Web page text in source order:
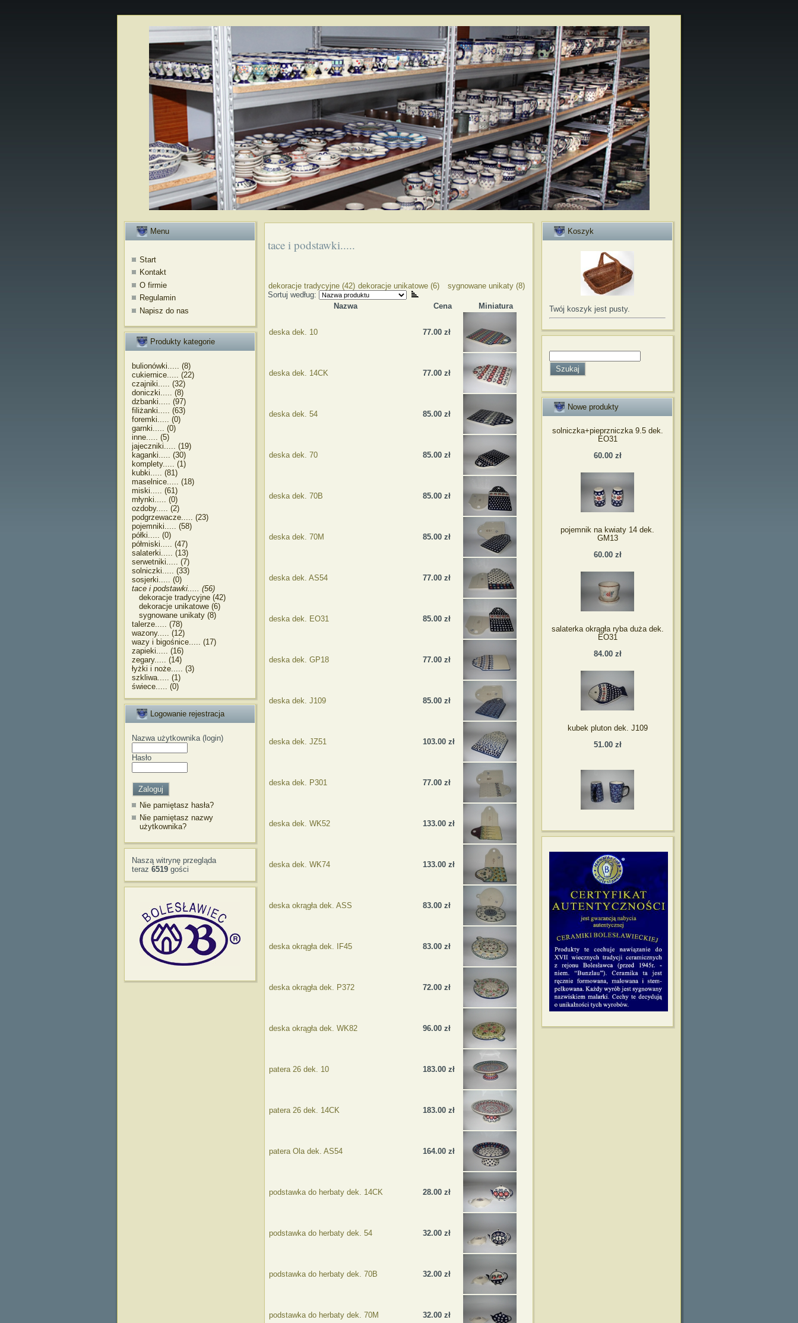
Menu
Start
Kontakt
O firmie
Regulamin
Napisz do nas
Produkty kategorie
bulionówki..... (8)
cukiernice..... (22)
czajniki..... (32)
doniczki..... (8)
dzbanki..... (97)
filiżanki..... (63)
foremki..... (0)
garnki..... (0)
inne..... (5)
jajeczniki..... (19)
kaganki..... (30)
komplety..... (1)
kubki..... (81)
maselnice..... (18)
miski..... (61)
młynki..... (0)
ozdoby..... (2)
podgrzewacze..... (23)
pojemniki..... (58)
półki..... (0)
półmiski..... (47)
salaterki..... (13)
serwetniki..... (7)
solniczki..... (33)
sosjerki..... (0)
tace i podstawki..... (56)
dekoracje tradycyjne (42)
dekoracje unikatowe (6)
sygnowane unikaty (8)
talerze..... (78)
wazony..... (12)
wazy i bigośnice..... (17)
zapieki..... (16)
zegary..... (14)
łyżki i noże..... (3)
szkliwa..... (1)
świece..... (0)
Logowanie rejestracja
Nazwa użytkownika (login)
Hasło
Nie pamiętasz hasła?
Nie pamiętasz nazwy
użytkownika?
Naszą witrynę przegląda
teraz 6519 gości
tace i podstawki.....
dekoracje tradycyjne (42) dekoracje unikatowe (6)
sygnowane unikaty (8)
Sortuj według:
Nazwa
Cena Miniatura
deska dek. 10 77.00 zł
deska dek. 14CK 77.00 zł
deska dek. 54 85.00 zł
deska dek. 70 85.00 zł
deska dek. 70B 85.00 zł
deska dek. 70M 85.00 zł
deska dek. AS54 77.00 zł
deska dek. EO31 85.00 zł
deska dek. GP18 77.00 zł
deska dek. J109 85.00 zł
deska dek. JZ51 103.00 zł
deska dek. P301 77.00 zł
deska dek. WK52 133.00 zł
deska dek. WK74 133.00 zł
deska okrągła dek. ASS 83.00 zł
deska okrągła dek. IF45 83.00 zł
deska okrągła dek. P372 72.00 zł
deska okrągła dek. WK82 96.00 zł
patera 26 dek. 10 183.00 zł
patera 26 dek. 14CK 183.00 zł
patera Ola dek. AS54 164.00 zł
podstawka do herbaty dek. 14CK 28.00 zł
podstawka do herbaty dek. 54 32.00 zł
podstawka do herbaty dek. 70B 32.00 zł
podstawka do herbaty dek. 70M 32.00 zł
Koszyk
Twój koszyk jest pusty.
Nowe produkty
solniczka+pieprzniczka 9.5 dek.
EO31
60.00 zł
pojemnik na kwiaty 14 dek.
GM13
60.00 zł
salaterka okrągła ryba duża dek.
EO31
84.00 zł
kubek pluton dek. J109
51.00 zł